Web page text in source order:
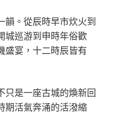
韻。從辰時早市炊火到
城巡游到申時年俗歡
盛宴，十二時辰皆有
只是一座古城的煥新回
期活氣奔涌的活潑縮